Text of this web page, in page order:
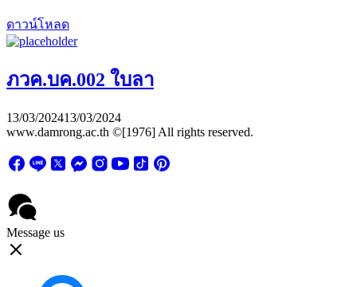
ดาวน์โหลด
ภวค.บค.002 ใบลา
13/03/202413/03/2024
www.damrong.ac.th ©[1976] All rights reserved.
Message us